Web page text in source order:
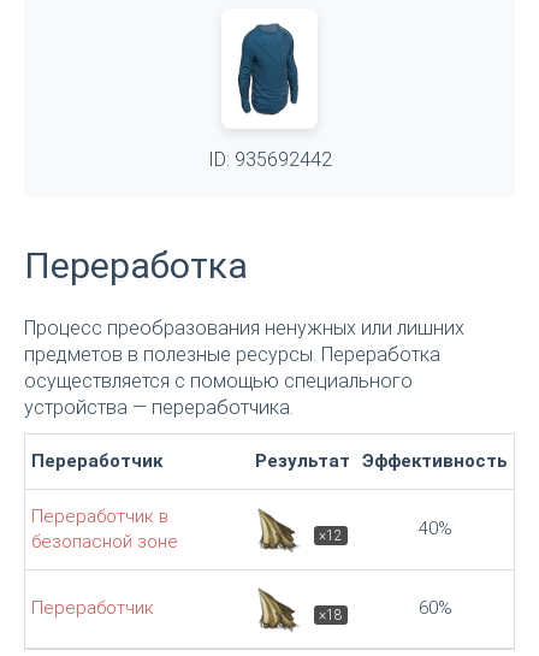
ID: 935692442
Переработка
Процесс преобразования ненужных или лишних
предметов в полезные ресурсы. Переработка
осуществляется с помощью специального
устройства — переработчика.
Переработчик Результат Эффективность
Переработчик в
безопасной зоне
×12 40%
Переработчик ×18 60%